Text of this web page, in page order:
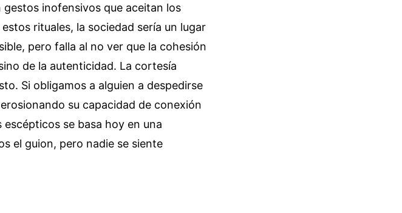
inofensivos que aceitan los
rituales, la sociedad sería un lugar
pero falla al no ver que la cohesión
de la autenticidad. La cortesía
Si obligamos a alguien a despedirse
su capacidad de conexión
se basa hoy en una
el guion, pero nadie se siente